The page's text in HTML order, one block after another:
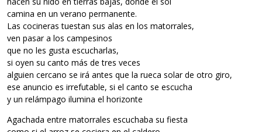
camina en un verano permanente.
Las cocineras tuestan sus alas en los matorrales,
ven pasar a los campesinos
que no les gusta escucharlas,
si oyen su canto más de tres veces
alguien cercano se irá antes que la rueca solar de otro giro,
ese anuncio es irrefutable, si el canto se escucha
y un relámpago ilumina el horizonte
Agachada entre matorrales escuchaba su fiesta